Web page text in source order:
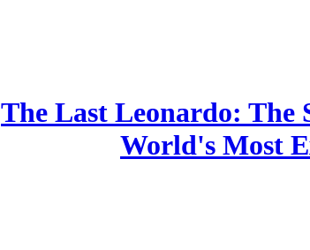
The Last Leonardo: The
World's Most